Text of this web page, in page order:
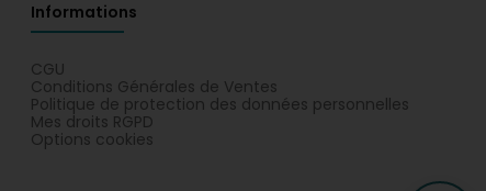
Informations
CGU
Conditions Générales de Ventes
Politique de protection des données personnelles
Mes droits RGPD
Options cookies